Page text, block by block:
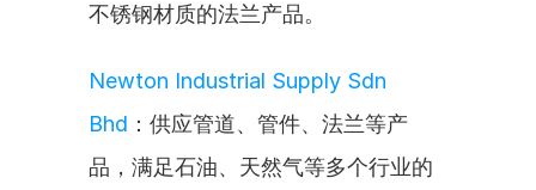
不锈钢材质的法兰产品。
Newton Industrial Supply Sdn
Bhd ：供应管道、管件、法兰等产
品，满足石油、天然气等多个行业的